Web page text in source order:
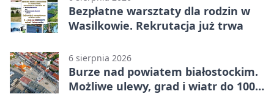
Bezpłatne warsztaty dla rodzin w
Wasilkowie. Rekrutacja już trwa
6 sierpnia 2026
Burze nad powiatem białostockim.
Możliwe ulewy, grad i wiatr do 100